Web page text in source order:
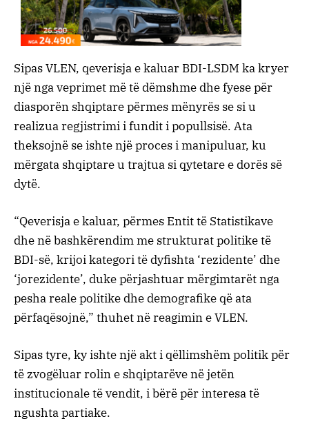
Sipas VLEN, qeverisja e kaluar BDI-LSDM ka kryer
një nga veprimet më të dëmshme dhe fyese për
diasporën shqiptare përmes mënyrës se si u
realizua regjistrimi i fundit i popullsisë. Ata
theksojnë se ishte një proces i manipuluar, ku
mërgata shqiptare u trajtua si qytetare e dorës së
dytë.
“Qeverisja e kaluar, përmes Entit të Statistikave
dhe në bashkërendim me strukturat politike të
BDI-së, krijoi kategori të dyfishta ‘rezidente’ dhe
‘jorezidente’, duke përjashtuar mërgimtarët nga
pesha reale politike dhe demografike që ata
përfaqësojnë,” thuhet në reagimin e VLEN.
Sipas tyre, ky ishte një akt i qëllimshëm politik për
të zvogëluar rolin e shqiptarëve në jetën
institucionale të vendit, i bërë për interesa të
ngushta partiake.